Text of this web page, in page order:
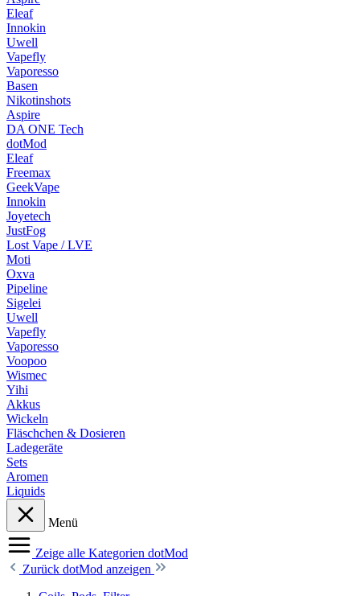
Eleaf
Innokin
Uwell
Vapefly
Vaporesso
Basen
Nikotinshots
Aspire
DA ONE Tech
dotMod
Eleaf
Freemax
GeekVape
Innokin
Joyetech
JustFog
Lost Vape / LVE
Moti
Oxva
Pipeline
Sigelei
Uwell
Vapefly
Vaporesso
Voopoo
Wismec
Yihi
Akkus
Wickeln
Fläschchen & Dosieren
Ladegeräte
Sets
Aromen
Liquids
Menü
Zeige alle Kategorien dotMod
Zurück dotMod anzeigen